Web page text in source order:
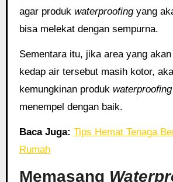
agar produk waterproofingyang
bisa melekat dengan sempurna.
Sementara itu, jika area yang
kedap air tersebut masih kotor,
kemungkinan produk waterproofing
menempel dengan baik.
Baca Juga: Tips Hemat Tenaga
Rumah
Memasang